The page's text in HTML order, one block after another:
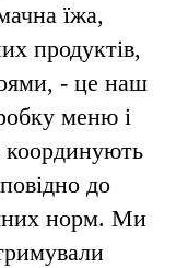
їжа,
продуктів,
- це наш
меню і
координують
до
норм. Ми